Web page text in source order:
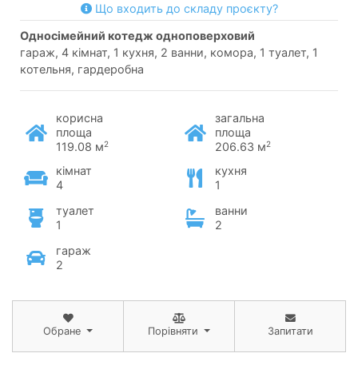
Що входить до складу проєкту?
односімейний котедж одноповерховий
гараж, 4 кімнат, 1 кухня, 2 ванни, комора, 1 туалет, 1
котельня, гардеробна
корисна
площа
119.08 м2
загальна
площа
206.63 м2
кімнат
4
кухня
1
туалет
1
ванни
2
гараж
2
Обране Порівняти Запитати